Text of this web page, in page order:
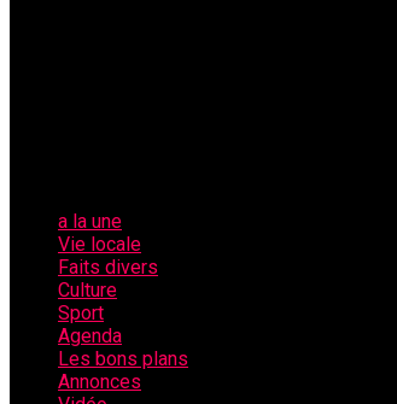
a la une
Vie locale
Faits divers
Culture
Sport
Agenda
Les bons plans
Annonces